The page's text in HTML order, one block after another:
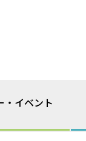
・イベント